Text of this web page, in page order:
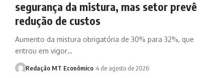
segurança da mistura, mas setor prevê
redução de custos
Aumento da mistura obrigatória de 30% para 32%, que
entrou em vigor…
Redação MT Econômico 4 de agosto de 2026